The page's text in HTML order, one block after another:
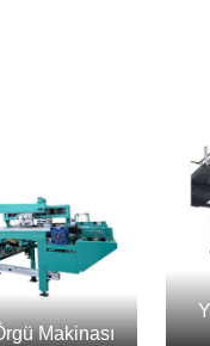
Makinası